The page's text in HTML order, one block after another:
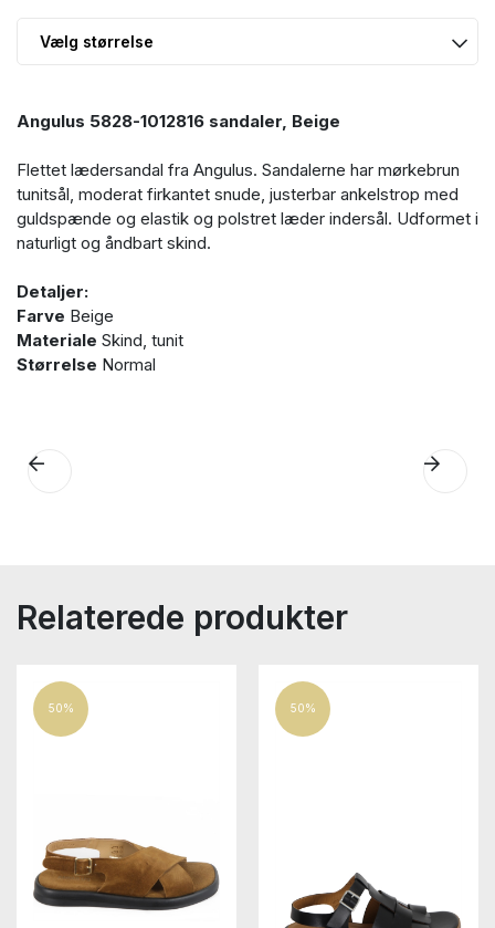
Angulus 5828-1012816 sandaler, Beige
Flettet lædersandal fra Angulus. Sandalerne har mørkebrun
tunitsål, moderat firkantet snude, justerbar ankelstrop med
guldspænde og elastik og polstret læder indersål. Udformet i
naturligt og åndbart skind.
Detaljer:
Farve Beige
Materiale Skind, tunit
Størrelse Normal
Relaterede produkter
50% 50%